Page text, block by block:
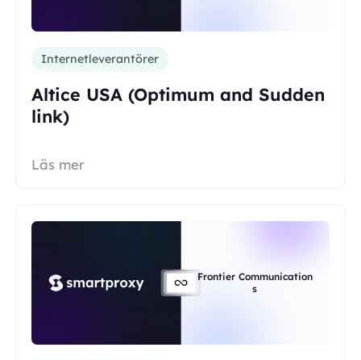
Internetleverantörer
Altice USA (Optimum and Sudden
link)
Läs mer
Frontier Communication
s